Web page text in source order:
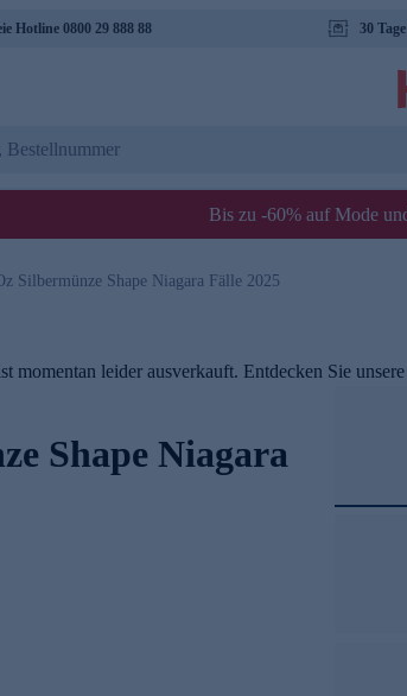
Hotline 0800 29 888 88 30
Bis zu -60% auf Mode
Silbermünze Shape Niagara Fälle 2025
momentan leider ausverkauft. Entdecken Sie
Shape Niagara